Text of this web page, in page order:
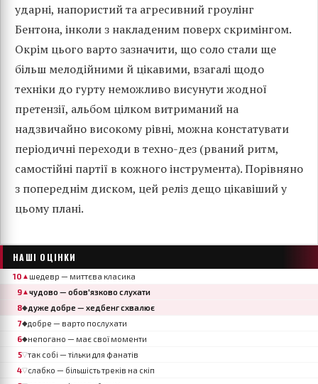
ударні, напористий та агресивний гроулінг
Бентона, інколи з накладеним поверх скримінгом.
Окрім цього варто зазначити, що соло стали ще
більш мелодійними й цікавими, взагалі щодо
техніки до гурту неможливо висунути жодної
претензії, альбом цілком витриманий на
надзвичайно високому рівні, можна констатувати
періодичні переходи в техно-дез (рваний ритм,
самостійні партії в кожного інструмента). Порівняно
з попереднім диском, цей реліз дещо цікавіший у
цьому плані.
НАШІ ОЦІНКИ
10 ▲ шедевр — миттєва класика
9▲чудово — обов'язково слухати
8◆дуже добре — хедбенг схвалює
7◆добре — варто послухати
6◆непогано — має свої моменти
5▽так собі — тільки для фанатів
4▽слабко — більшість треків на скіп